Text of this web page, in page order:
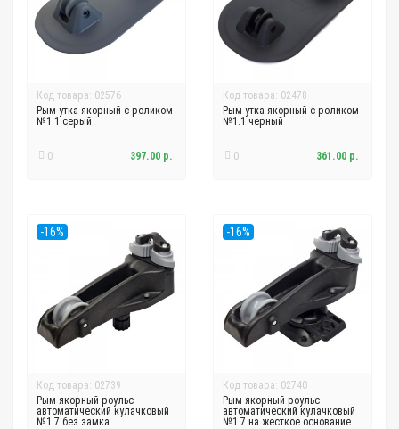
Код товара: 02576
Рым утка якорный с роликом
№1.1 серый
0 397.00 р.
Код товара: 02478
Рым утка якорный с роликом
№1.1 черный
0 361.00 р.
-16%
Код товара: 02739
Рым якорный роульс
автоматический кулачковый
№1.7 без замка
-16%
Код товара: 02740
Рым якорный роульс
автоматический кулачковый
№1.7 на жесткое основание